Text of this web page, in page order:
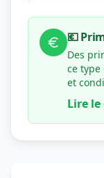
💶
Des
ce type
et
Lire